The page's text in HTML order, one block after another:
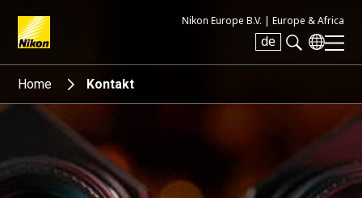
Nikon Europe B.V. | Europe & Africa
de
Search keyword(s)
Home Kontakt